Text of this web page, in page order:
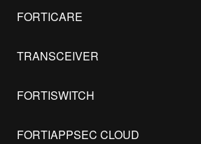
FORTICARE
TRANSCEIVER
FORTISWITCH
FORTIAPPSEC CLOUD